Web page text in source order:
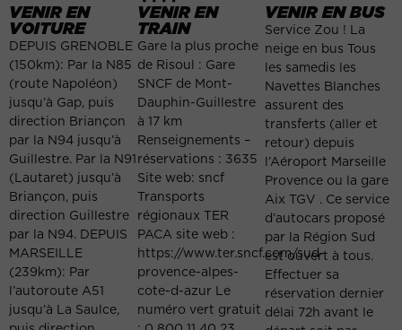
VENIR EN
VOITURE
DEPUIS GRENOBLE
(150km): Par la N85
(route Napoléon)
jusqu’à Gap, puis
direction Briançon
par la N94 jusqu’à
Guillestre. Par la N91
(Lautaret) jusqu’à
Briançon, puis
direction Guillestre
par la N94. DEPUIS
MARSEILLE
(239km): Par
l’autoroute A51
jusqu’à La Saulce,
VENIR EN
TRAIN
Gare la plus proche
de Risoul : Gare
SNCF de Mont-
Dauphin-Guillestre
à 17 km
Renseignements –
réservations : 3635
Site web: sncf
Transports
régionaux TER
PACA site web :
https://www.ter.sncf.com/sud-
provence-alpes-
cote-d-azur Le
numéro vert gratuit
VENIR EN BUS
Service Zou ! La
neige en bus Tous
les samedis les
Navettes Blanches
assurent des
transferts (aller et
retour) depuis
l’Aéroport Marseille
Provence ou la gare
Aix TGV . Ce service
d’autocars proposé
par la Région Sud
est ouvert à tous.
Effectuer sa
réservation dernier
délai 72h avant le